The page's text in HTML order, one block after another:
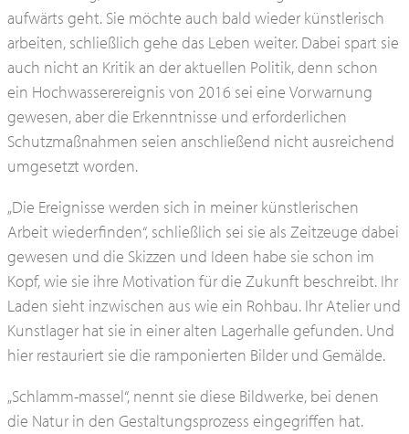
aufwärts geht. Sie möchte auch bald wieder künstlerisch
arbeiten, schließlich gehe das Leben weiter. Dabei spart sie
auch nicht an Kritik an der aktuellen Politik, denn schon
ein Hochwasserereignis von 2016 sei eine Vorwarnung
gewesen, aber die Erkenntnisse und erforderlichen
Schutzmaßnahmen seien anschließend nicht ausreichend
umgesetzt worden.
„Die Ereignisse werden sich in meiner künstlerischen
Arbeit wiederfinden“, schließlich sei sie als Zeitzeuge dabei
gewesen und die Skizzen und Ideen habe sie schon im
Kopf, wie sie ihre Motivation für die Zukunft beschreibt. Ihr
Laden sieht inzwischen aus wie ein Rohbau. Ihr Atelier und
Kunstlager hat sie in einer alten Lagerhalle gefunden. Und
hier restauriert sie die ramponierten Bilder und Gemälde.
„Schlamm-massel“, nennt sie diese Bildwerke, bei denen
die Natur in den Gestaltungsprozess eingegriffen hat.